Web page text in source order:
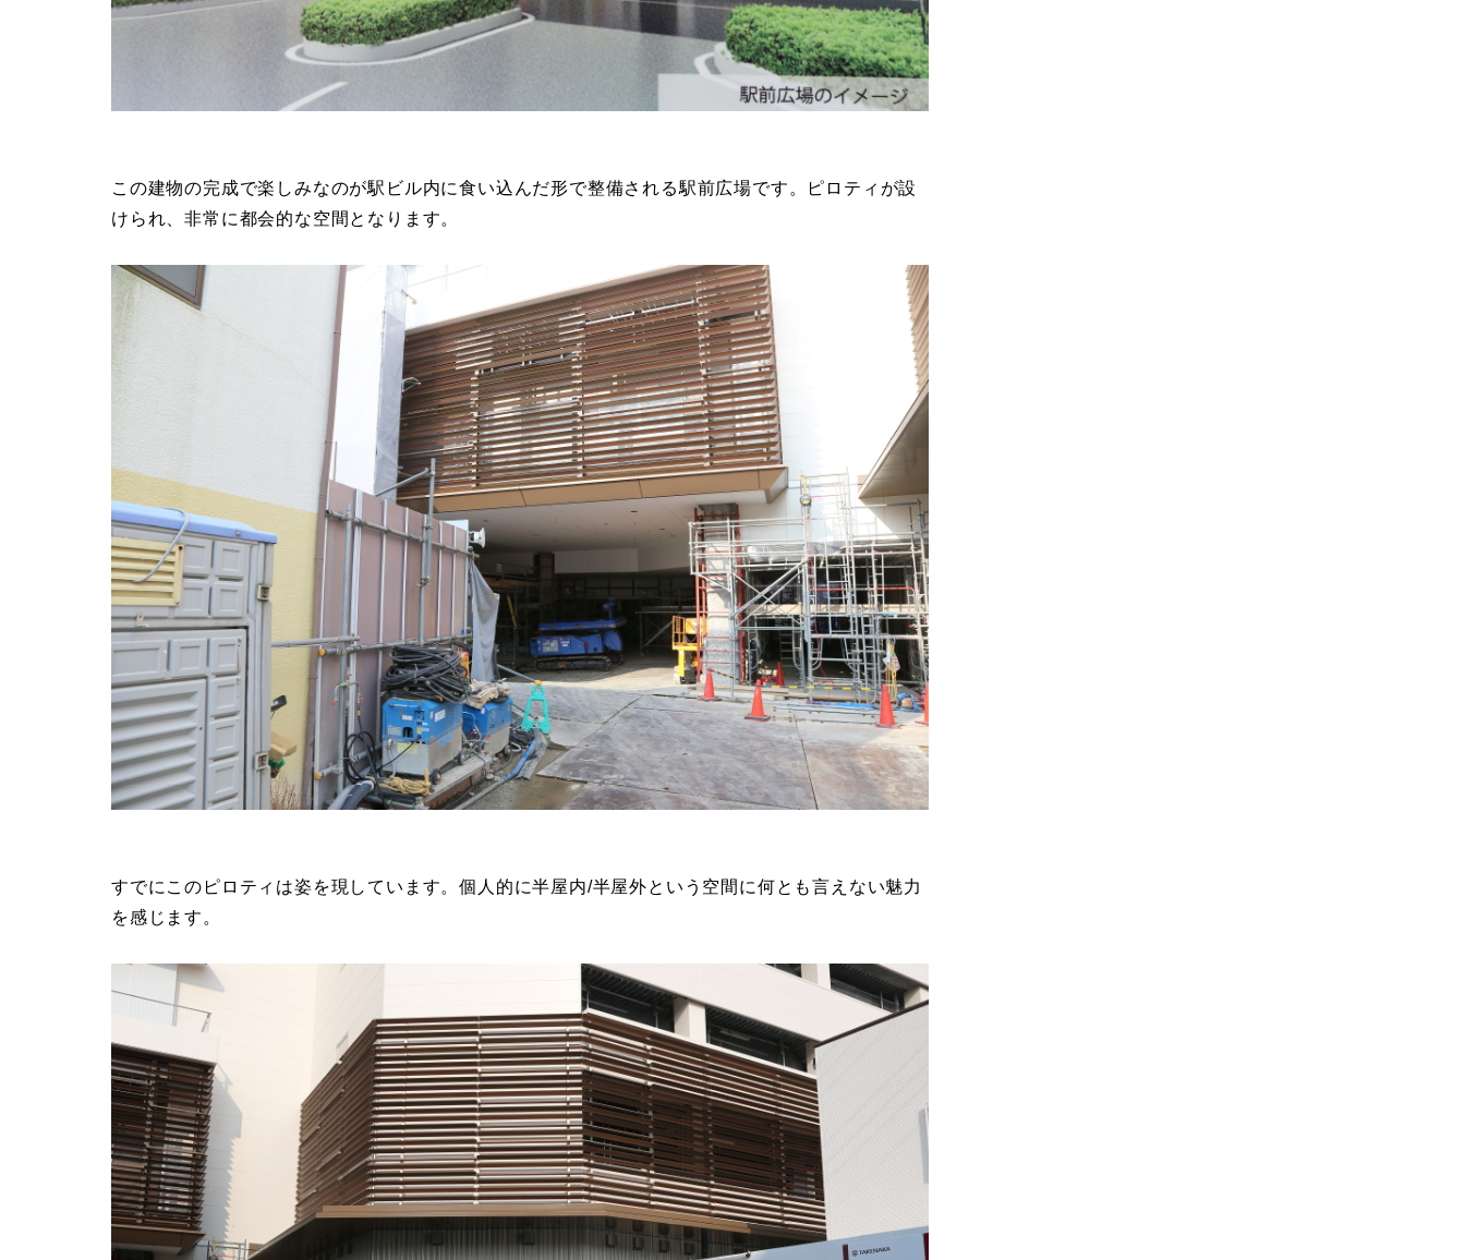
この建物の完成で楽しみなのが駅ビル内に食い込んだ形で整備される駅前広場です。ピロティが設
けられ、非常に都会的な空間となります。
すでにこのピロティは姿を現しています。個人的に半屋内/半屋外という空間に何とも言えない魅力
を感じます。